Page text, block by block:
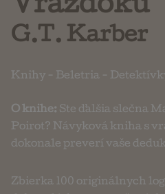
Vraždoku
G.T. Karber
Knihy - Beletria -
O knihe: Ste ďalšia slečna
Poirot? Návyková kniha s
dokonale preverí vaše
Zbierka 100 originálnych